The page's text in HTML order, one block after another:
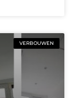
VERBOUWEN